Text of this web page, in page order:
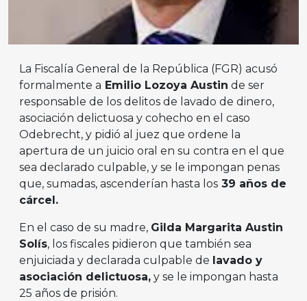
La Fiscalía General de la República (FGR) acusó
formalmente a Emilio Lozoya Austin de ser
responsable de los delitos de lavado de dinero,
asociación delictuosa y cohecho en el caso
Odebrecht, y pidió al juez que ordene la
apertura de un juicio oral en su contra en el que
sea declarado culpable, y se le impongan penas
que, sumadas, ascenderían hasta los 39 años de
cárcel.
En el caso de su madre, Gilda Margarita Austin
Solís, los fiscales pidieron que también sea
enjuiciada y declarada culpable de lavado y
asociación delictuosa, y se le impongan hasta
25 años de prisión.